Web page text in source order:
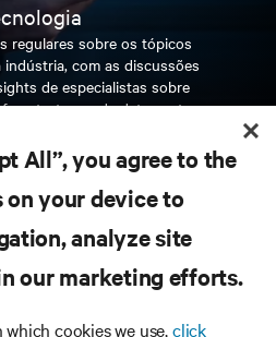
regulares sobre os tópicos
com as discussões
de especialistas sobre
e de data center.
SE AGORA
All”, you agree to the
your device to
analyze site
our marketing efforts.
cookies we use,click